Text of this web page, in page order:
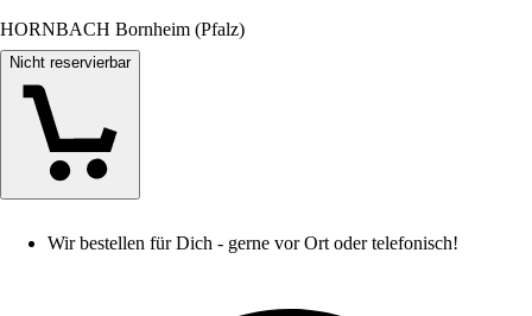
HORNBACH Bornheim (Pfalz)
Nicht reservierbar
Wir bestellen für Dich - gerne vor Ort oder telefonisch!